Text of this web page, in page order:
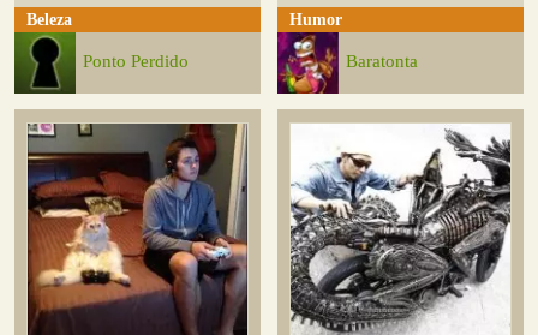
Beleza
Ponto Perdido
Humor
Baratonta